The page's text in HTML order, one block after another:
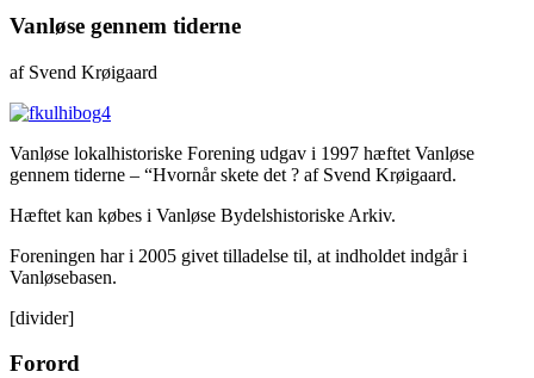
Vanløse gennem tiderne
af Svend Krøigaard
Vanløse lokalhistoriske Forening udgav i 1997 hæftet Vanløse
gennem tiderne – “Hvornår skete det ? af Svend Krøigaard.
Hæftet kan købes i Vanløse Bydelshistoriske Arkiv.
Foreningen har i 2005 givet tilladelse til, at indholdet indgår i
Vanløsebasen.
[divider]
Forord